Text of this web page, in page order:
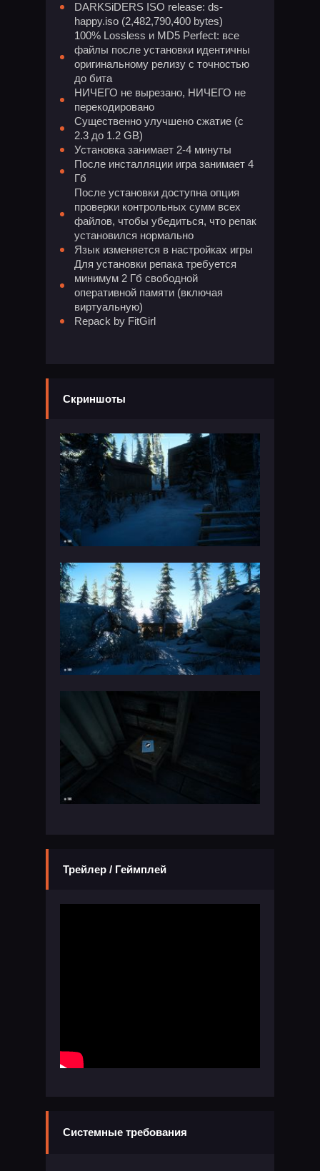
DARKSiDERS ISO release: ds-
happy.iso (2,482,790,400 bytes)
100% Lossless и MD5 Perfect: все
файлы после установки идентичны
оригинальному релизу с точностью
до бита
НИЧЕГО не вырезано, НИЧЕГО не
перекодировано
Существенно улучшено сжатие (с
2.3 до 1.2 GB)
Установка занимает 2-4 минуты
После инсталляции игра занимает 4
Гб
После установки доступна опция
проверки контрольных сумм всех
файлов, чтобы убедиться, что репак
установился нормально
Язык изменяется в настройках игры
Для установки репака требуется
минимум 2 Гб свободной
оперативной памяти (включая
виртуальную)
Repack by FitGirl
Скриншоты
Трейлер / Геймплей
Системные требования